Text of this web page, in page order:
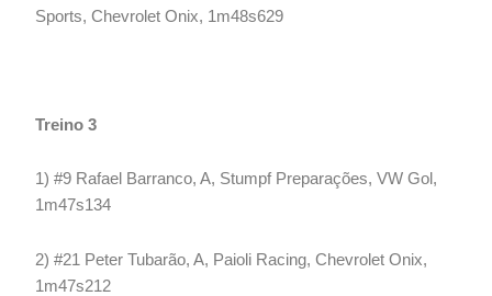
Sports, Chevrolet Onix, 1m48s629
Treino 3
1) #9 Rafael Barranco, A, Stumpf Preparações, VW Gol,
1m47s134
2) #21 Peter Tubarão, A, Paioli Racing, Chevrolet Onix,
1m47s212